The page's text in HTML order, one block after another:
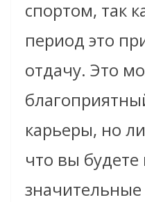
спортом, так
период это
отдачу. Это
карьеры, но
что вы